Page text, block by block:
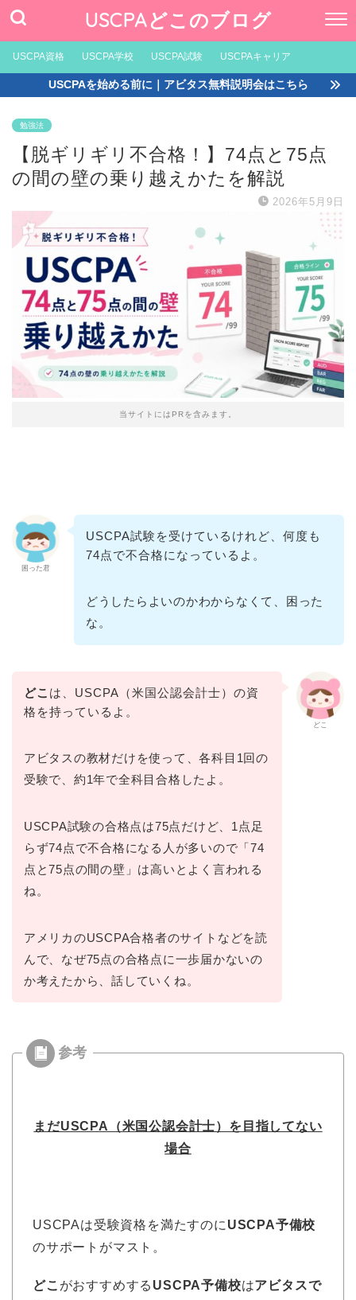
USCPAどこのブログ
USCPA資格 USCPA学校 USCPA試験 USCPAキャリア
USCPAを始める前に｜アビタス無料説明会はこちら
勉強法
【脱ギリギリ不合格！】74点と75点
の間の壁の乗り越えかたを解説
2026年5月9日
当サイトにはPRを含みます。
困った君
USCPA試験を受けているけれど、何度も
74点で不合格になっているよ。
どうしたらよいのかわからなくて、困った
な。
どこ
どこ は、USCPA（米国公認会計士）の資
格を持っているよ。
アビタスの教材だけを使って、各科目1回の
受験で、約1年で全科目合格したよ。
USCPA試験の合格点は75点だけど、1点足
らず74点で不合格になる人が多いので「74
点と75点の間の壁」は高いとよく言われる
ね。
アメリカのUSCPA合格者のサイトなどを読
んで、なぜ75点の合格点に一歩届かないの
か考えたから、話していくね。
まだUSCPA（米国公認会計士）を目指してない
場合
USCPAは受験資格を満たすのに USCPA予備校
のサポートがマスト。
どこ がおすすめする USCPA予備校はアビタスで